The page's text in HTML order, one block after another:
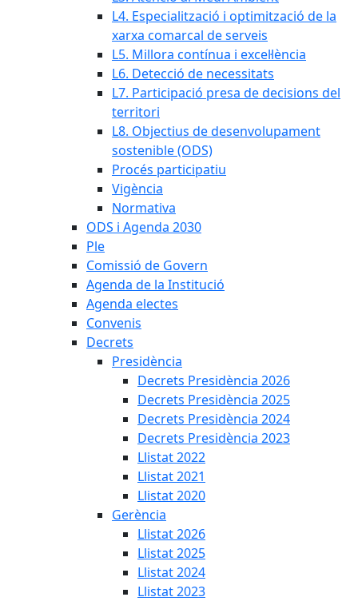
L4. Especialització i optimització de la
xarxa comarcal de serveis
L5. Millora contínua i excel·lència
L6. Detecció de necessitats
L7. Participació presa de decisions del
territori
L8. Objectius de desenvolupament
sostenible (ODS)
Procés participatiu
Vigència
Normativa
ODS i Agenda 2030
Ple
Comissió de Govern
Agenda de la Institució
Agenda electes
Convenis
Decrets
Presidència
Decrets Presidència 2026
Decrets Presidència 2025
Decrets Presidència 2024
Decrets Presidència 2023
Llistat 2022
Llistat 2021
Llistat 2020
Gerència
Llistat 2026
Llistat 2025
Llistat 2024
Llistat 2023